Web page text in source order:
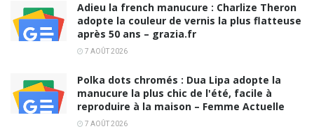
Adieu la french manucure : Charlize Theron
adopte la couleur de vernis la plus flatteuse
après 50 ans – grazia.fr
7 AOÛT 2026
Polka dots chromés : Dua Lipa adopte la
manucure la plus chic de l'été, facile à
reproduire à la maison – Femme Actuelle
7 AOÛT 2026